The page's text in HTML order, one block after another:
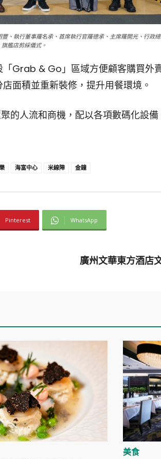
、執行董事羅名承、首席執行官羅德承、主席羅開光、行政
艦店剪綵儀式。
Grab & Go」區域方便顧客購買外
面積並重新裝修，提升用餐環境。
的人流和商機，配以各項數碼化設
海富中心 米線陣 金鐘
Pinterest WhatsApp
廣州文華東方酒店
美食